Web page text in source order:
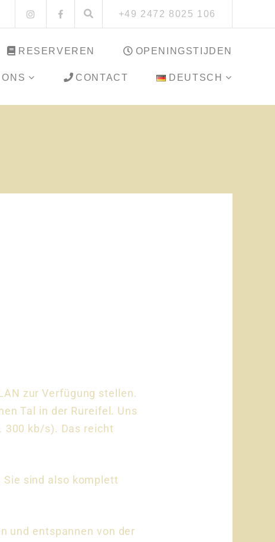
+49 2472 8025 106
RESERVEREN OPENINGSTIJDEN
CONTACT DEUTSCH
zur Verfügung stellen.
Tal in der Rureifel. Uns
300 kb/s). Das reicht
Sie sind also komplett
und entspannen von der